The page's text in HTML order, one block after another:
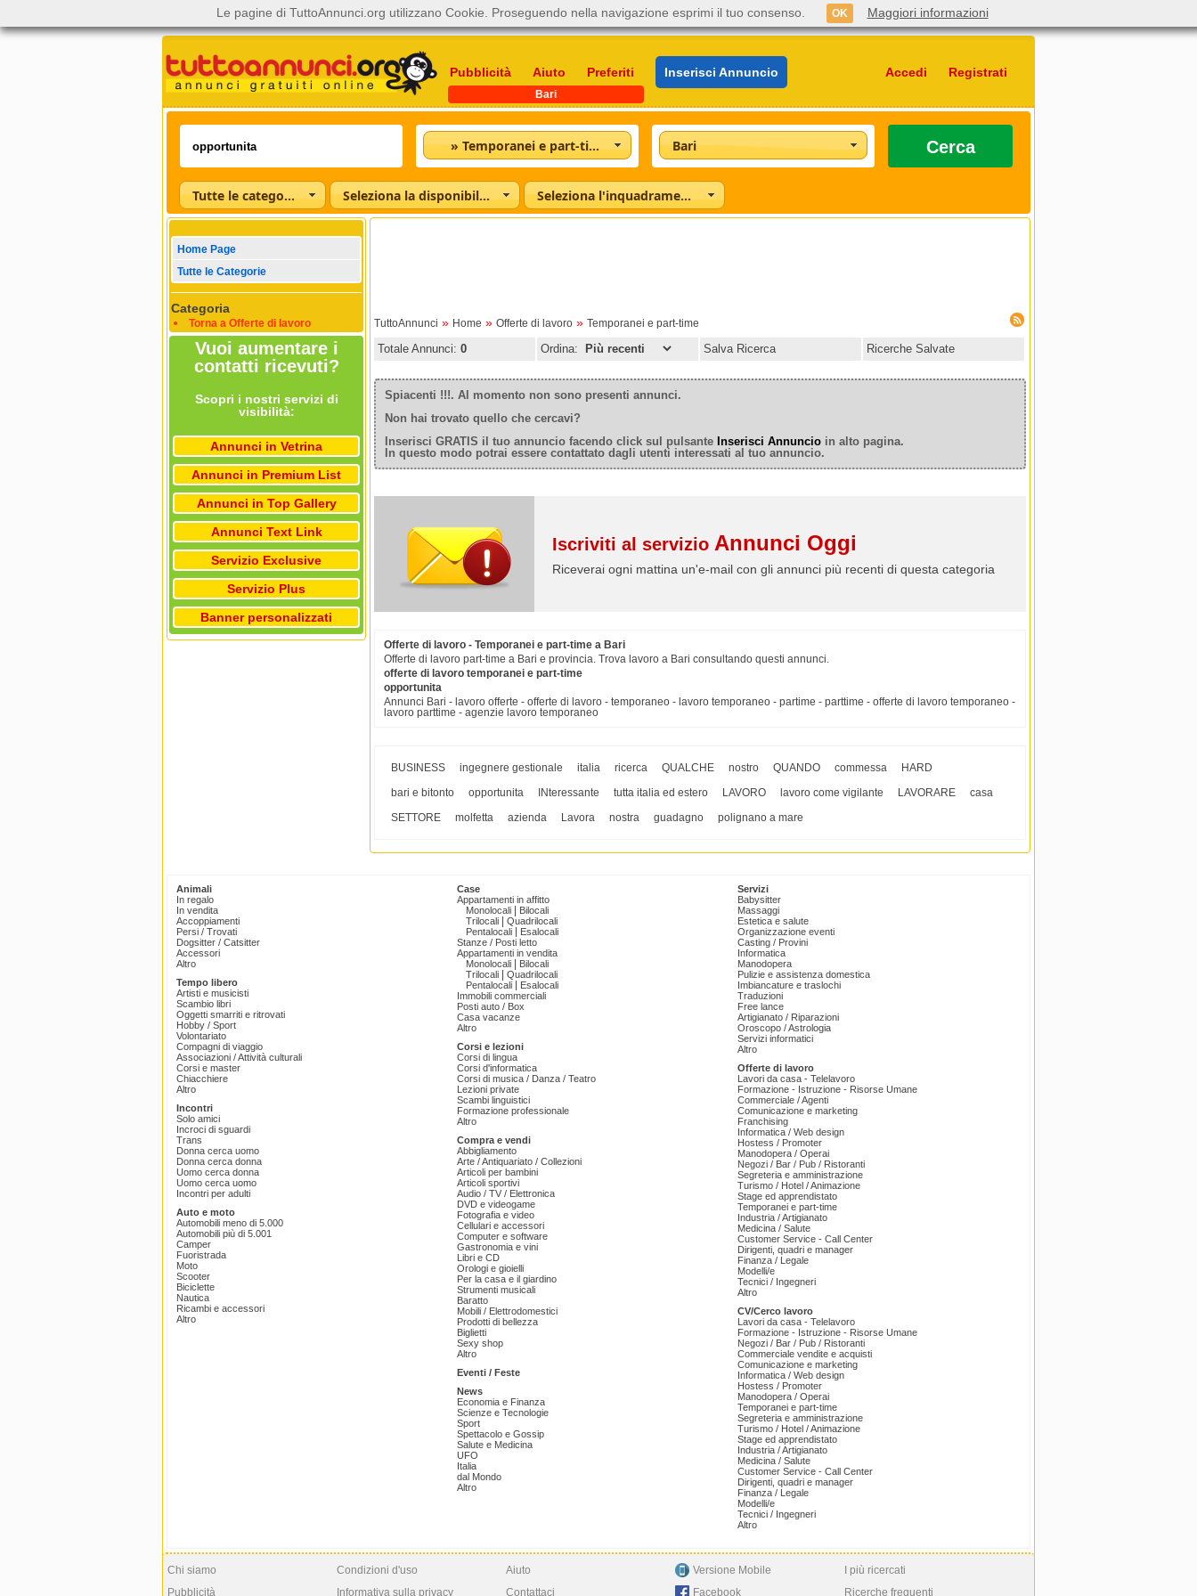
Pubblicità Aiuto Preferiti Inserisci Annuncio Accedi Registrati
Bari
» Temporanei e part-time Bari Cerca
Tutte le categorie Seleziona la disponibilità Seleziona l'inquadramento
Home Page
Tutte le Categorie
Categoria
Torna a Offerte di lavoro
Vuoi aumentare i
contatti ricevuti?
Scopri i nostri servizi di
visibilità:
Annunci in Vetrina
Annunci in Premium List
Annunci in Top Gallery
Annunci Text Link
Servizio Exclusive
Servizio Plus
Banner personalizzati
TuttoAnnunci » Home » Offerte di lavoro » Temporanei e part-time
Totale Annunci: 0 Ordina: Salva Ricerca Ricerche Salvate
Spiacenti !!!. Al momento non sono presenti annunci.
Non hai trovato quello che cercavi?
Inserisci GRATIS il tuo annuncio facendo click sul pulsante Inserisci Annuncio in alto pagina.
In questo modo potrai essere contattato dagli utenti interessati al tuo annuncio.
Iscriviti al servizio Annunci Oggi
Riceverai ogni mattina un'e-mail con gli annunci più recenti di questa categoria
Offerte di lavoro - Temporanei e part-time a Bari
Offerte di lavoro part-time a Bari e provincia. Trova lavoro a Bari consultando questi annunci.
offerte di lavoro temporanei e part-time
opportunita
Annunci Bari - lavoro offerte - offerte di lavoro - temporaneo - lavoro temporaneo - partime - parttime - offerte di lavoro temporaneo -
lavoro parttime - agenzie lavoro temporaneo
BUSINESS ingegnere gestionale italia ricerca QUALCHE nostro QUANDO commessa
HARD
bari e bitonto
opportunita INteressante tutta italia ed estero LAVORO lavoro come vigilante LAVORARE
casa
SETTORE
molfetta azienda Lavora nostra guadagno polignano a mare
Animali
In regalo
In vendita
Accoppiamenti
Persi / Trovati
Dogsitter / Catsitter
Accessori
Altro
Tempo libero
Artisti e musicisti
Scambio libri
Oggetti smarriti e ritrovati
Hobby / Sport
Volontariato
Compagni di viaggio
Associazioni / Attività culturali
Corsi e master
Chiacchiere
Altro
Incontri
Solo amici
Incroci di sguardi
Trans
Donna cerca uomo
Donna cerca donna
Uomo cerca donna
Uomo cerca uomo
Incontri per adulti
Auto e moto
Automobili meno di 5.000
Automobili più di 5.001
Camper
Fuoristrada
Moto
Scooter
Biciclette
Nautica
Ricambi e accessori
Altro
Case
Appartamenti in affitto
Monolocali
Bilocali
Trilocali
Quadrilocali
Pentalocali
Esalocali
Stanze / Posti letto
Appartamenti in vendita
Monolocali
Bilocali
Trilocali
Quadrilocali
Pentalocali
Esalocali
Immobili commerciali
Posti auto / Box
Casa vacanze
Altro
Corsi e lezioni
Corsi di lingua
Corsi d'informatica
Corsi di musica / Danza / Teatro
Lezioni private
Scambi linguistici
Formazione professionale
Altro
Compra e vendi
Abbigliamento
Arte / Antiquariato / Collezioni
Articoli per bambini
Articoli sportivi
Audio / TV / Elettronica
DVD e videogame
Fotografia e video
Cellulari e accessori
Computer e software
Gastronomia e vini
Libri e CD
Orologi e gioielli
Per la casa e il giardino
Strumenti musicali
Baratto
Mobili / Elettrodomestici
Prodotti di bellezza
Biglietti
Sexy shop
Altro
Eventi / Feste
News
Economia e Finanza
Scienze e Tecnologie
Sport
Spettacolo e Gossip
Salute e Medicina
UFO
Italia
dal Mondo
Altro
Servizi
Babysitter
Massaggi
Estetica e salute
Organizzazione eventi
Casting / Provini
Informatica
Manodopera
Pulizie e assistenza domestica
Imbiancature e traslochi
Traduzioni
Free lance
Artigianato / Riparazioni
Oroscopo / Astrologia
Servizi informatici
Altro
Offerte di lavoro
Lavori da casa - Telelavoro
Formazione - Istruzione - Risorse Umane
Commerciale / Agenti
Comunicazione e marketing
Franchising
Informatica / Web design
Hostess / Promoter
Manodopera / Operai
Negozi / Bar / Pub / Ristoranti
Segreteria e amministrazione
Turismo / Hotel / Animazione
Stage ed apprendistato
Temporanei e part-time
Industria / Artigianato
Medicina / Salute
Customer Service - Call Center
Dirigenti, quadri e manager
Finanza / Legale
Modelli/e
Tecnici / Ingegneri
Altro
CV/Cerco lavoro
Lavori da casa - Telelavoro
Formazione - Istruzione - Risorse Umane
Negozi / Bar / Pub / Ristoranti
Commerciale vendite e acquisti
Comunicazione e marketing
Informatica / Web design
Hostess / Promoter
Manodopera / Operai
Temporanei e part-time
Segreteria e amministrazione
Turismo / Hotel / Animazione
Stage ed apprendistato
Industria / Artigianato
Medicina / Salute
Customer Service - Call Center
Dirigenti, quadri e manager
Finanza / Legale
Modelli/e
Tecnici / Ingegneri
Altro
Chi siamo
Pubblicità
Condizioni d'uso
Informativa sulla privacy
Aiuto
Contattaci
Versione Mobile
Facebook
I più ricercati
Ricerche frequenti
Le pagine di TuttoAnnunci.org utilizzano Cookie. Proseguendo nella navigazione esprimi il tuo consenso. OK Maggiori informazioni